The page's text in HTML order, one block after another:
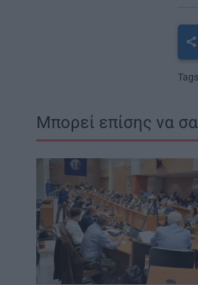
Tags
Μπορεί επίσης να